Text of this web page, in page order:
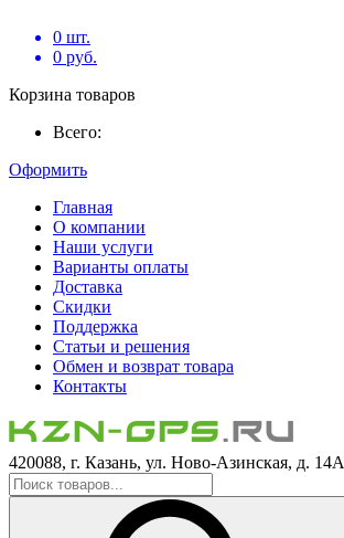
0 шт.
0 руб.
Корзина товаров
Всего:
Оформить
Главная
О компании
Наши услуги
Варианты оплаты
Доставка
Скидки
Поддержка
Статьи и решения
Обмен и возврат товара
Контакты
420088, г. Казань, ул. Ново-Азинская, д. 14А